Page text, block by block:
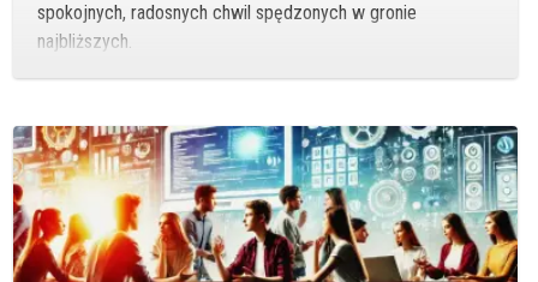
spokojnych, radosnych chwil spędzonych w gronie
najbliższych.